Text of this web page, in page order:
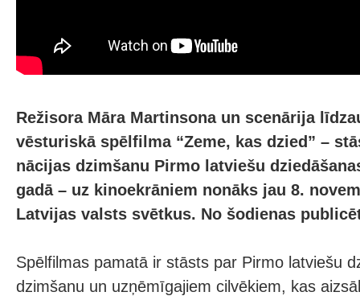
Režisora Māra Martinsona un scenārija
vēsturiskā spēlfilma “Zeme, kas dzied” –
nācijas dzimšanu Pirmo latviešu
gadā – uz kinoekrāniem nonāks jau 8.
Latvijas valsts svētkus. No šodienas
Spēlfilmas pamatā ir stāsts par Pirmo latviešu
dzimšanu un uzņēmīgajiem cilvēkiem, kas